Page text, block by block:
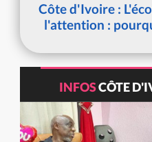
Côte d'Ivoire :
l'attention :
INFOSCÔTE